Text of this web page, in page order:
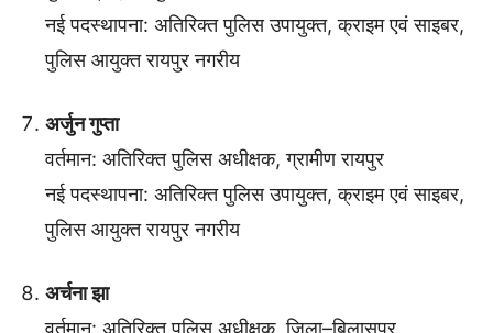
नई पदस्थापना: अतिरिक्त पुलिस उपायुक्त, क्राइम एवं साइबर,
पुलिस आयुक्त रायपुर नगरीय
अर्जुन गुप्ता
वर्तमान: अतिरिक्त पुलिस अधीक्षक, ग्रामीण रायपुर
नई पदस्थापना: अतिरिक्त पुलिस उपायुक्त, क्राइम एवं साइबर,
पुलिस आयुक्त रायपुर नगरीय
अर्चना झा